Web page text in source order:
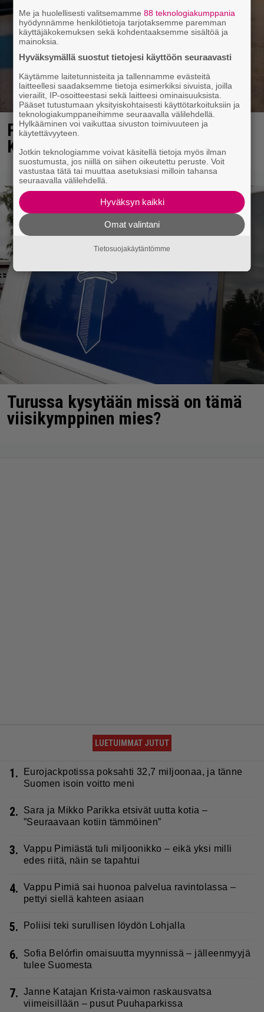
Poliisi havainnut Lahden
Karistossa omituisen ilmiön
Turussa kysytään missä on tämä
viisikymppinen mies?
LUETUIMMAT JUTUT
1.
Eurojackpotissa poksahti 32,7 miljoonaa, ja tänne
Suomen isoin voitto meni
2.
Sara ja Mikko Parikka etsivät uutta kotia –
”Seuraavaan kotiin tämmöinen”
3. Vappu Pimiästä tuli miljoonikko – eikä yksi milli
edes riitä, näin se tapahtui
4. Vappu Pimiä sai huonoa palvelua ravintolassa –
pettyi siellä kahteen asiaan
5. Poliisi teki surullisen löydön Lohjalla
6.
Sofia Belórfin omaisuutta myynnissä – jälleenmyyjä
tulee Suomesta
7. Janne Katajan Krista-vaimon raskausvatsa
viimeisillään – pusut Puuhaparkissa
Me ja huolellisesti valitsemamme88 teknologiakumppania
hyödynnämme henkilötietoja tarjotaksemme paremman
käyttäjäkokemuksen sekä kohdentaaksemme sisältöä ja
mainoksia.
Hyväksymällä suostut tietojesi käyttöön seuraavasti
Käytämme laitetunnisteita ja tallennamme evästeitä
laitteellesi saadaksemme tietoja esimerkiksi sivuista, joilla
vierailit, IP-osoitteestasi sekä laitteesi ominaisuuksista.
Pääset tutustumaan yksityiskohtaisesti käyttötarkoituksiin ja
teknologiakumppaneihimme seuraavalla välilehdellä.
Hylkääminen voi vaikuttaa sivuston toimivuuteen ja
käytettävyyteen.
Jotkin teknologiamme voivat käsitellä tietoja myös ilman
suostumusta, jos niillä on siihen oikeutettu peruste. Voit
vastustaa tätä tai muuttaa asetuksiasi milloin tahansa
seuraavalla välilehdellä.
Hyväksyn kaikki
Omat valintani
Tietosuojakäytäntömme